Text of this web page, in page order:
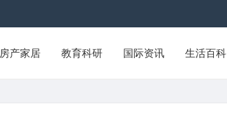
房产家居 教育科研 国际资讯 生活百科